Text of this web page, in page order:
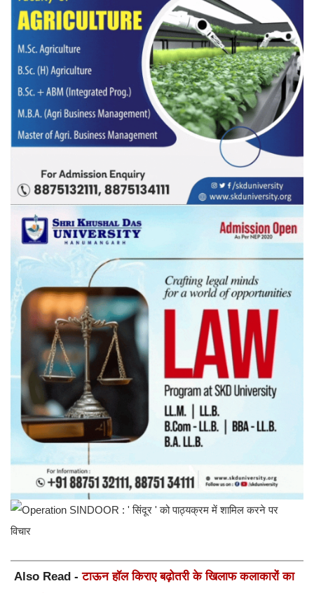
Also Read -टाऊन हॉल किराए बढ़ोतरी के खिलाफ कलाकारों का